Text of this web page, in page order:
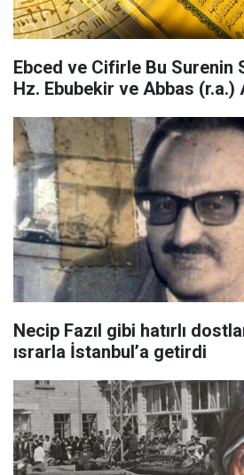
Ebced ve Cifirle Bu Surenin
Hz. Ebubekir ve Abbas (r.a.)
Necip Fazıl gibi hatırlı
ısrarla İstanbul’a getirdi